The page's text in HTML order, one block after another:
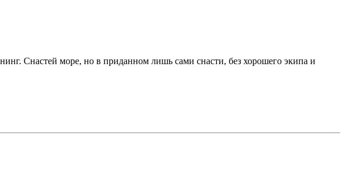
Снастей море, но в приданном лишь сами снасти, без хорошего экипа и